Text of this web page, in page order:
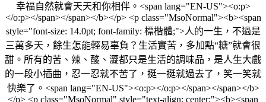
幸福自然就會天天和你相伴。<span lang="EN-US"><o:p>
</o:p></span></span></b></p> <p class="MsoNormal"><b><span
style="font-size: 14.0pt; font-family: 標楷體;">人的一生，不過是
三萬多天，餘生怎能輕易辜負？生活實苦，多加點“糖”就會很
甜。所有的苦、辣、酸、澀都只是生活的調味品，是人生大戲
的一段小插曲，忍一忍就不苦了，挺一挺就過去了，笑一笑就
快樂了。<span lang="EN-US"><o:p></o:p></span></span></b>
</p> <p class="MsoNormal" style="text-align: center;"><b><span